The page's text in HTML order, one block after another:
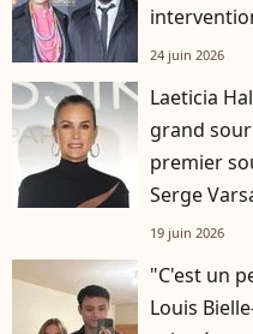
24 juin 2026
Laeticia
grand
premier
Serge
19 juin 2026
"C'est un
Louis